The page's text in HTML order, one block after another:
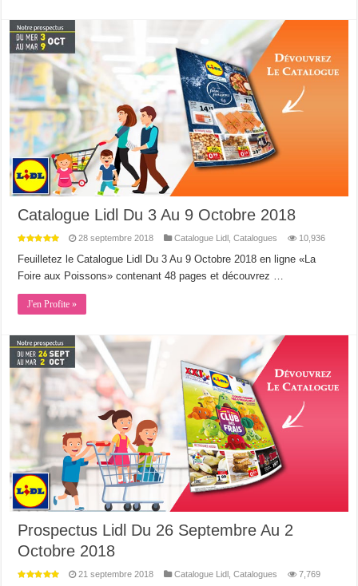
Catalogue Lidl Du 3 Au 9 Octobre 2018
28 septembre 2018 Catalogue Lidl ,Catalogues 10,936
Feuilletez le Catalogue Lidl Du 3 Au 9 Octobre 2018 en ligne «La
Foire aux Poissons» contenant 48 pages et découvrez …
J'en Profite »
Prospectus Lidl Du 26 Septembre Au 2
Octobre 2018
21 septembre 2018 Catalogue Lidl ,Catalogues 7,769